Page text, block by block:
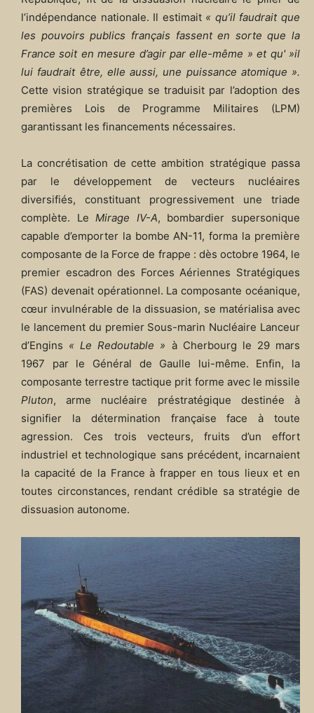
l’indépendance nationale. Il estimait « qu’il faudrait que
les pouvoirs publics français fassent en sorte que la
France soit en mesure d’agir par elle-même » et qu' »il
lui faudrait être, elle aussi, une puissance atomique ».
Cette vision stratégique se traduisit par l’adoption des
premières Lois de Programme Militaires (LPM)
garantissant les financements nécessaires.​
La concrétisation de cette ambition stratégique passa
par le développement de vecteurs nucléaires
diversifiés, constituant progressivement une triade
complète. LeMirage IV-A, bombardier supersonique
capable d’emporter la bombe AN-11, forma la première
composante de la Force de frappe : dès octobre 1964, le
premier escadron des Forces Aériennes Stratégiques
(FAS) devenait opérationnel. La composante océanique,
cœur invulnérable de la dissuasion, se matérialisa avec
le lancement du premier Sous-marin Nucléaire Lanceur
d’Engins « Le Redoutable » à Cherbourg le 29 mars
1967 par le Général de Gaulle lui-même. Enfin, la
composante terrestre tactique prit forme avec le missile
Pluton, arme nucléaire préstratégique destinée à
signifier la détermination française face à toute
agression. Ces trois vecteurs, fruits d’un effort
industriel et technologique sans précédent, incarnaient
la capacité de la France à frapper en tous lieux et en
toutes circonstances, rendant crédible sa stratégie de
dissuasion autonome.​